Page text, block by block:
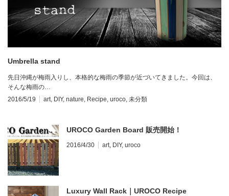
Umbrella stand
先日沖縄が梅雨入りし、本格的な梅雨の季節が近づいてきました。今回は、
そんな梅雨の…
2016/5/19
art, DIY, nature, Recipe, uroco, 未分類
UROCO Garden Board 販売開始！
2016/4/30 art, DIY, uroco
Luxury Wall Rack｜UROCO Recipe